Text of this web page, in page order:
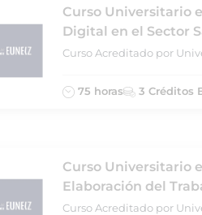
Curso Universitario
Digital en el Sector
Curso Acreditado por
75 horas 3 Créditos
Curso Universitario
Elaboración del
Curso Acreditado por